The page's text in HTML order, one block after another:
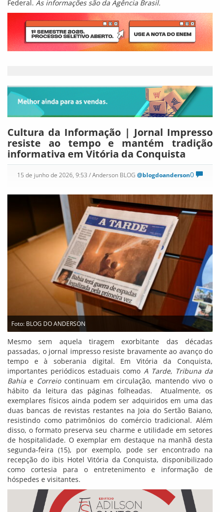
Federal. As informações são da Agência Brasil.
Cultura da Informação | Jornal Impresso
resiste ao tempo e mantém tradição
informativa em Vitória da Conquista
0
15 de junho de 2026, 9:53 / Anderson BLOG @blogdoanderson
Foto: BLOG DO ANDERSON
Mesmo sem aquela tiragem exorbitante das décadas
passadas, o jornal impresso resiste bravamente ao avanço do
tempo e à soberania digital. Em Vitória da Conquista,
importantes periódicos estaduais como A Tarde, Tribuna da
Bahia e Correiocontinuam em circulação, mantendo vivo o
hábito da leitura das páginas folheadas. Atualmente, os
exemplares físicos ainda podem ser adquiridos em uma das
duas bancas de revistas restantes na Joia do Sertão Baiano,
resistindo como patrimônios do comércio tradicional. Além
disso, o formato preserva seu charme e utilidade em setores
de hospitalidade. O exemplar em destaque na manhã desta
segunda-feira (15), por exemplo, pode ser encontrado na
recepção do ibis Hotel Vitória da Conquista, disponibilizado
como cortesia para o entretenimento e informação de
hóspedes e visitantes.